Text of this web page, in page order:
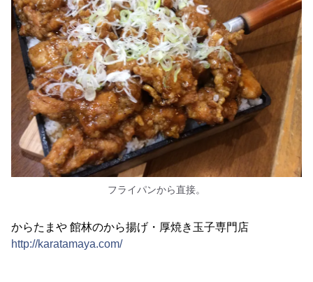
フライパンから直接。
からたまや 館林のから揚げ・厚焼き玉子専門店
http://karatamaya.com/